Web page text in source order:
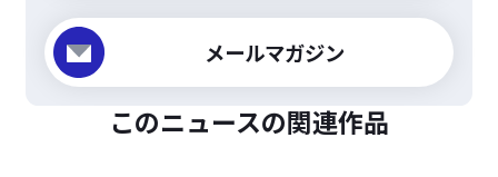
メールマガジン
このニュースの関連作品